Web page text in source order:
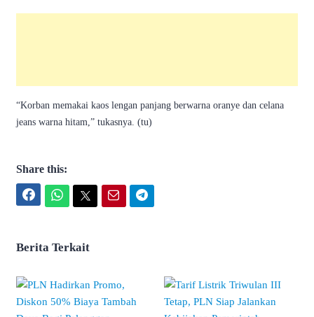
“Korban memakai kaos lengan panjang berwarna oranye dan celana
jeans warna hitam,” tukasnya. (tu)
Share this:
Berita Terkait